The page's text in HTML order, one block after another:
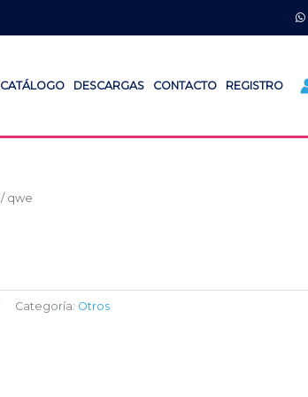
CATÁLOGO DESCARGAS CONTACTO REGISTRO
/ qwe
Categoría: Otros